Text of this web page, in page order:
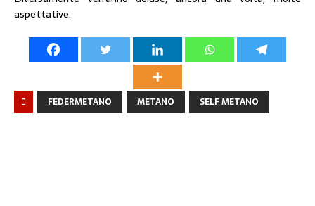
aspettative.
FEDERMETANO METANO SELF METANO